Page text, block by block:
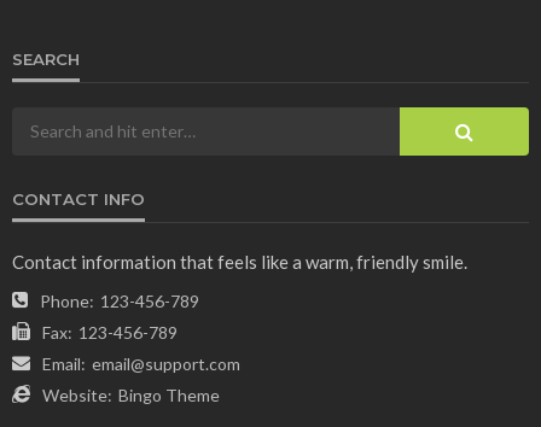
SEARCH
CONTACT INFO
Contact information that feels like a warm, friendly smile.
Phone: 123-456-789
Fax: 123-456-789
Email: email@support.com
Website: Bingo Theme